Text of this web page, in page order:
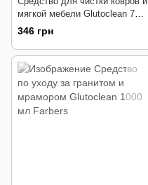
мягкой мебели Glutoclean 750
мл
346 грн